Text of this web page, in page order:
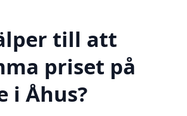
till att
priset på
i Åhus?